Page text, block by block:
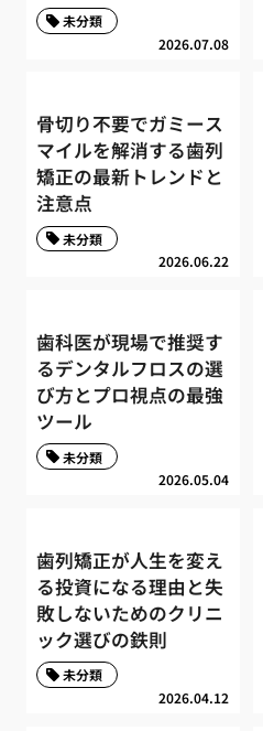
2026.07.08
未分類
骨切り不要でガミース
マイルを解消する歯列
矯正の最新トレンドと
注意点
2026.06.22
未分類
歯科医が現場で推奨す
るデンタルフロスの選
び方とプロ視点の最強
ツール
2026.05.04
未分類
歯列矯正が人生を変え
る投資になる理由と失
敗しないためのクリニ
ック選びの鉄則
2026.04.12
未分類